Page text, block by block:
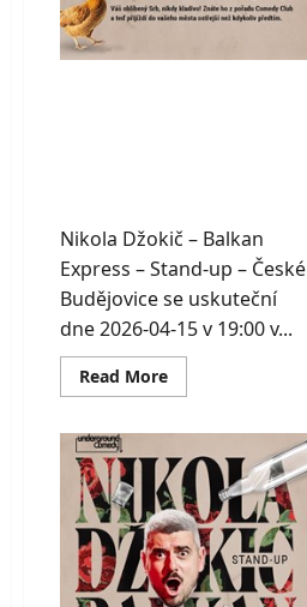
Nikola Džokič – Balkan
Express – Stand-up – České
Budějovice se uskuteční
dne 2026-04-15 v 19:00 v...
Read MoreRead
more
–
Balkan
Express
–
Stand-
up
–
České
Budějovice